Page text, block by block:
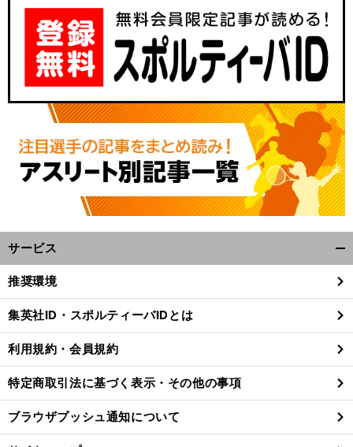
サービス
閉
る
推奨環境
集英社ID・スポルティーバIDとは
利用規約・会員規約
特定商取引法に基づく表示・その他の事項
ブラウザプッシュ通知について